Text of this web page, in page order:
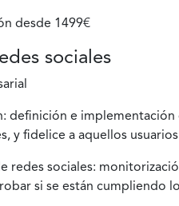
desde 1499€
sociales
definición e
y fidelice a aquellos
redes sociales:
si se están cumpliendo